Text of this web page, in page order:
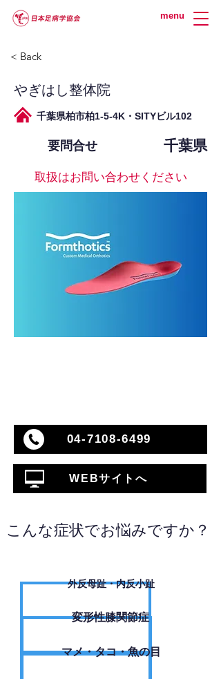
menu
< Back
やぎはし整体院
千葉県柏市柏1-5-4K・SITYビル102
要問合せ 千葉県
取扱はお問い合わせください
04-7108-6499
WEBサイトへ
こんな症状でお悩みですか？
外反母趾・内反小趾
変形性膝関節症
​マメ・タコ・魚の目